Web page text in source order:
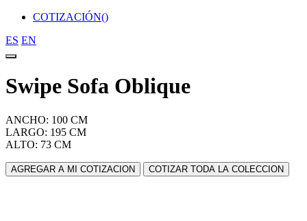
COTIZACIÓN()
ES EN
Swipe Sofa Oblique
ANCHO: 100 CM
LARGO: 195 CM
ALTO: 73 CM
AGREGAR A MI COTIZACION COTIZAR TODA LA COLECCION